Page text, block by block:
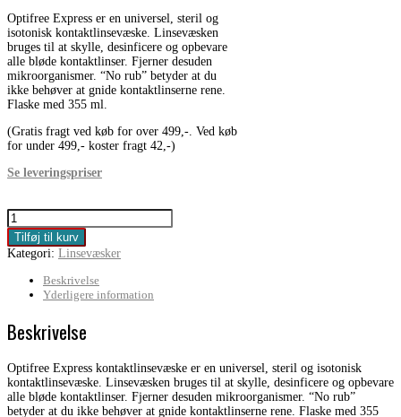
Optifree Express er en universel, steril og
isotonisk kontaktlinsevæske. Linsevæsken
bruges til at skylle, desinficere og opbevare
alle bløde kontaktlinser. Fjerner desuden
mikroorganismer. “No rub” betyder at du
ikke behøver at gnide kontaktlinserne rene.
Flaske med 355 ml.
(Gratis fragt ved køb for over 499,-. Ved køb
for under 499,- koster fragt 42,-)
Se leveringspriser
Optifree
Express
antal
Tilføj til kurv
Kategori: Linsevæsker
Beskrivelse
Yderligere information
Beskrivelse
Optifree Express kontaktlinsevæske er en universel, steril og isotonisk
kontaktlinsevæske. Linsevæsken bruges til at skylle, desinficere og opbevare
alle bløde kontaktlinser. Fjerner desuden mikroorganismer. “No rub”
betyder at du ikke behøver at gnide kontaktlinserne rene. Flaske med 355